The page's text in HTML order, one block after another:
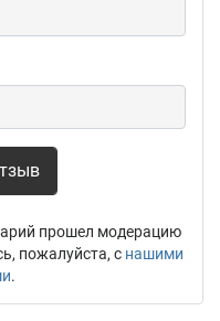
прошел модерацию
пожалуйста, с нашими
.